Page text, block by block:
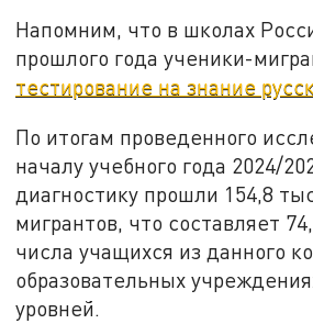
Напомним, что в школах
прошлого года ученики-
тестирование на знание
По итогам проведенного
началу учебного года 2024/
диагностику прошли 154,8
мигрантов, что составляет
числа учащихся из данного
образовательных
уровней.